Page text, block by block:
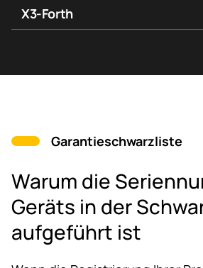
X3-Forth
Garantieschwarzliste
Warum die
Geräts in der
aufgeführt ist